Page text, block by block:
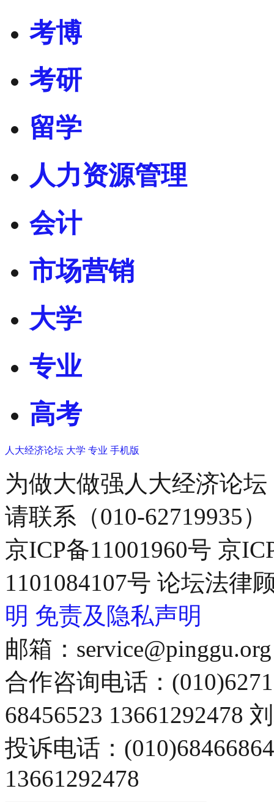
考博
考研
留学
人力资源管理
会计
市场营销
大学
专业
高考
人大经济论坛 大学 专业 手机版
为做大做强人大经济论
请联系（010-62719935）
京ICP备11001960号 京
1101084107号 论坛法律
明 免责及隐私声明
邮箱：service@pinggu.org
合作咨询电话：
68456523 13661292478
投诉电话：
13661292478